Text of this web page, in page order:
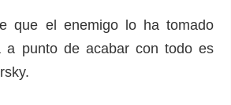
que el enemigo lo ha tomado
a punto de acabar con todo es